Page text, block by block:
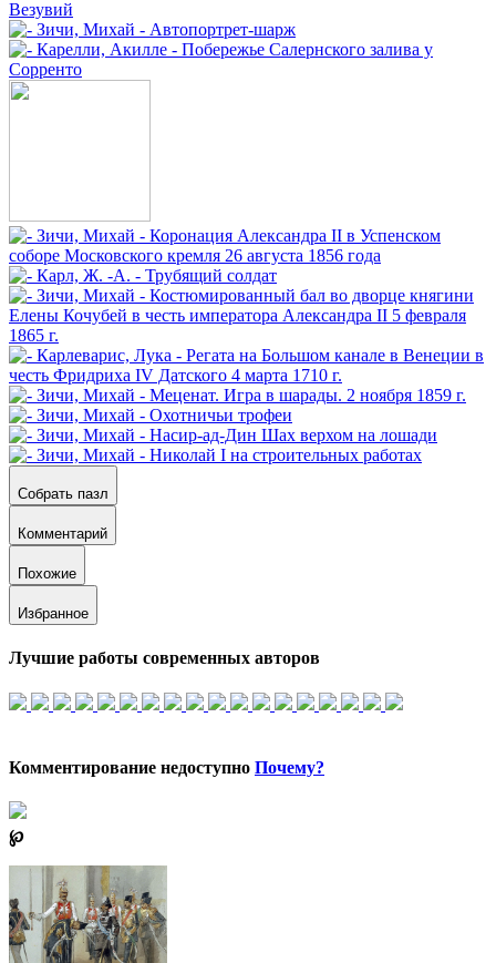
Собрать пазл
Комментарий
Похожие
Избранное
Лучшие работы современных авторов
Комментирование недоступно Почему?
℘